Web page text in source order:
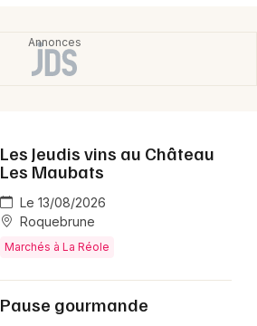
Les Jeudis vins au Château
Les Maubats
Le 13/08/2026
Roquebrune
Marchés à La Réole
Pause gourmande